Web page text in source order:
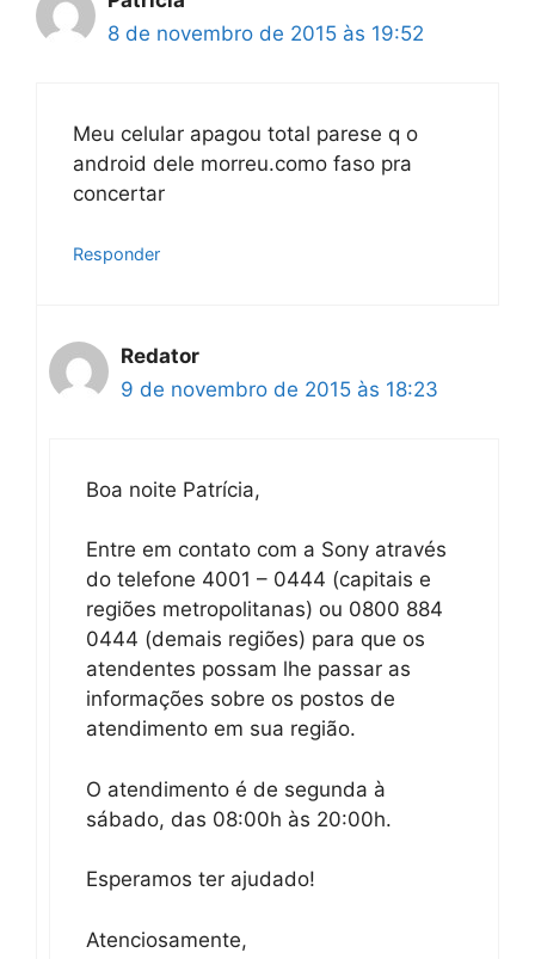
8 de novembro de 2015 às 19:52
Meu celular apagou total parese q o
android dele morreu.como faso pra
concertar
Responder
Redator
9 de novembro de 2015 às 18:23
Boa noite Patrícia,
Entre em contato com a Sony através
do telefone 4001 – 0444 (capitais e
regiões metropolitanas) ou 0800 884
0444 (demais regiões) para que os
atendentes possam lhe passar as
informações sobre os postos de
atendimento em sua região.
O atendimento é de segunda à
sábado, das 08:00h às 20:00h.
Esperamos ter ajudado!
Atenciosamente,